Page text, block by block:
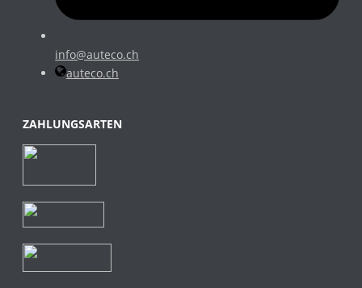
info@auteco.ch
auteco.ch
ZAHLUNGSARTEN